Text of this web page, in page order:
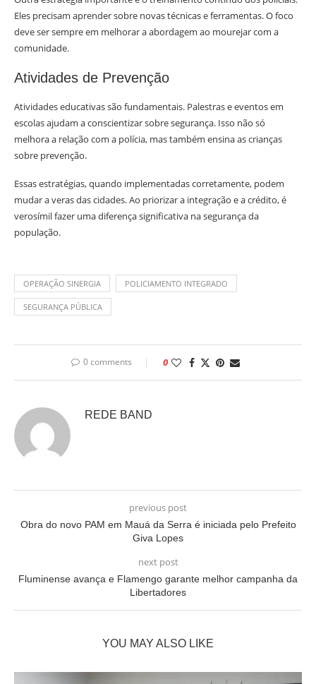
Eles precisam aprender sobre novas técnicas e ferramentas. O foco
deve ser sempre em melhorar a abordagem ao mourejar com a
comunidade.
Atividades de Prevenção
Atividades educativas são fundamentais. Palestras e eventos em
escolas ajudam a conscientizar sobre segurança. Isso não só
melhora a relação com a polícia, mas também ensina as crianças
sobre prevenção.
Essas estratégias, quando implementadas corretamente, podem
mudar a veras das cidades. Ao priorizar a integração e a crédito, é
verosímil fazer uma diferença significativa na segurança da
população.
OPERAÇÃO SINERGIA POLICIAMENTO INTEGRADO
SEGURANÇA PÚBLICA
0 comments 0
REDE BAND
previous post
Obra do novo PAM em Mauá da Serra é iniciada pelo Prefeito
Giva Lopes
next post
Fluminense avança e Flamengo garante melhor campanha da
Libertadores
YOU MAY ALSO LIKE